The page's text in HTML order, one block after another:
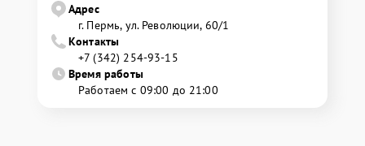
Адрес
г. Пермь, ул. ​Революции, 60/1
Контакты
+7 (342) 254-93-15
Время работы
Работаем с 09:00 до 21:00